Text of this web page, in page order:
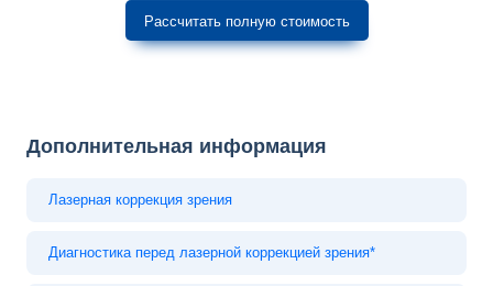
Дополнительная информация
Лазерная коррекция зрения
Диагностика перед лазерной коррекцией зрения*